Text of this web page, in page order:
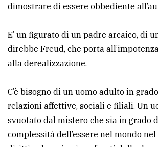
dimostrare di essere obbediente
E’ un figurato di un padre arcaico, di
direbbe Freud, che porta
alla derealizzazione.
C’è bisogno di un uomo adulto in
relazioni affettive, sociali e filiali. Un
svuotato dal mistero che sia in grado
complessità dell’essere nel mondo